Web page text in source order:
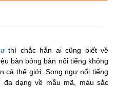
thì chắc hẳn ai cũng biết về
bàn bóng bàn nổi tiếng không
cả thế giới. Song ngư nổi tiếng
dạng về mẫu mã, màu sắc